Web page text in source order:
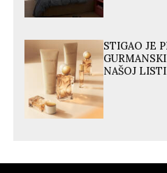
STIGAO JE
NAŠOJ